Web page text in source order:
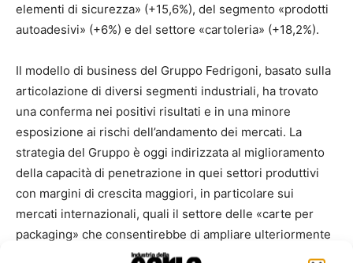
elementi di sicurezza» (+15,6%), del segmento «prodotti
autoadesivi» (+6%) e del settore «cartoleria» (+18,2%).
Il modello di business del Gruppo Fedrigoni, basato sulla
articolazione di diversi segmenti industriali, ha trovato
una conferma nei positivi risultati e in una minore
esposizione ai rischi dell’andamento dei mercati. La
strategia del Gruppo è oggi indirizzata al miglioramento
della capacità di penetrazione in quei settori produttivi
con margini di crescita maggiori, in particolare sui
mercati internazionali, quali il settore delle «carte per
packaging» che consentirebbe di ampliare ulteriormente
l’offerta produttiva, carte per banconote e elementi di